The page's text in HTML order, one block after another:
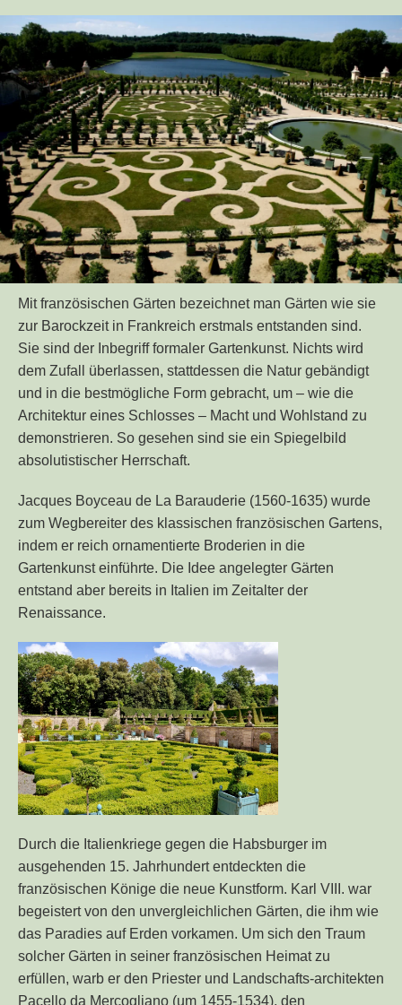
Mit französischen Gärten bezeichnet man Gärten wie sie
zur Barockzeit in Frankreich erstmals entstanden sind.
Sie sind der Inbegriff formaler Gartenkunst. Nichts wird
dem Zufall überlassen, stattdessen die Natur gebändigt
und in die bestmögliche Form gebracht, um – wie die
Architektur eines Schlosses – Macht und Wohlstand zu
demonstrieren. So gesehen sind sie ein Spiegelbild
absolutistischer Herrschaft.
Jacques Boyceau de La Barauderie (1560-1635) wurde
zum Wegbereiter des klassischen französischen Gartens,
indem er reich ornamentierte Broderien in die
Gartenkunst einführte. Die Idee angelegter Gärten
entstand aber bereits in Italien im Zeitalter der
Renaissance.
Durch die Italienkriege gegen die Habsburger im
ausgehenden 15. Jahrhundert entdeckten die
französischen Könige die neue Kunstform. Karl VIII. war
begeistert von den unvergleichlichen Gärten, die ihm wie
das Paradies auf Erden vorkamen. Um sich den Traum
solcher Gärten in seiner französischen Heimat zu
erfüllen, warb er den Priester und Landschafts-architekten
Pacello da Mercogliano (um 1455-1534), den